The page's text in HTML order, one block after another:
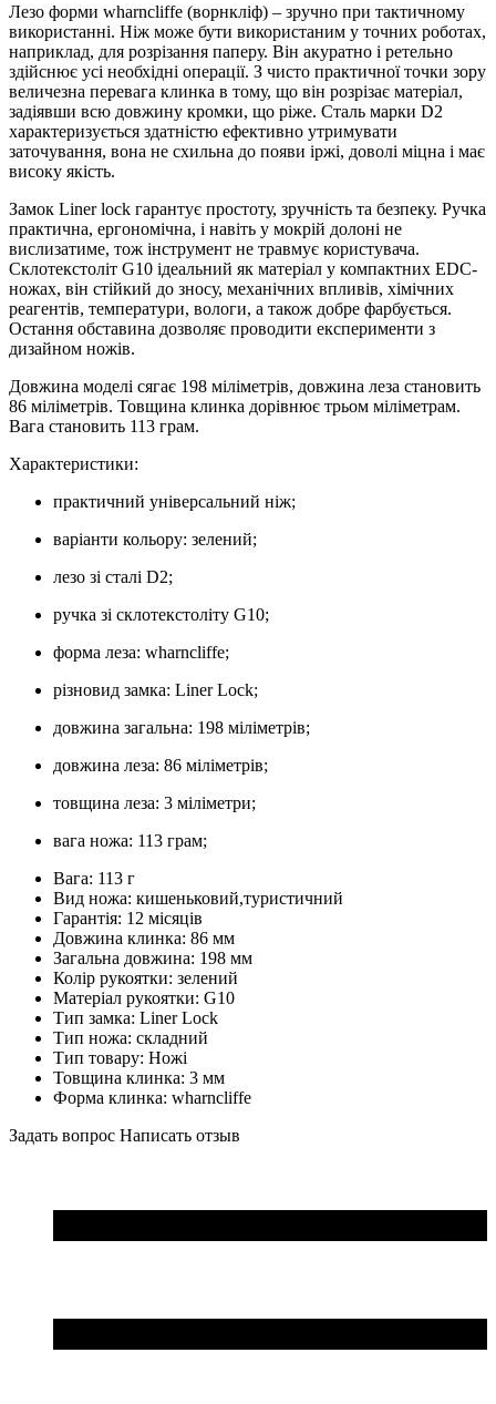
Лезо форми wharncliffe (ворнкліф) – зручно при тактичному
використанні. Ніж може бути використаним у точних роботах,
наприклад, для розрізання паперу. Він акуратно і ретельно
здійснює усі необхідні операції. З чисто практичної точки зору
величезна перевага клинка в тому, що він розрізає матеріал,
задіявши всю довжину кромки, що ріже. Сталь марки D2
характеризується здатністю ефективно утримувати
заточування, вона не схильна до появи іржі, доволі міцна і має
високу якість.
Замок Liner lock гарантує простоту, зручність та безпеку. Ручка
практична, ергономічна, і навіть у мокрій долоні не
вислизатиме, тож інструмент не травмує користувача.
Склотекстоліт G10 ідеальний як матеріал у компактних EDC-
ножах, він стійкий до зносу, механічних впливів, хімічних
реагентів, температури, вологи, а також добре фарбується.
Остання обставина дозволяє проводити експерименти з
дизайном ножів.
Довжина моделі сягає 198 міліметрів, довжина леза становить
86 міліметрів. Товщина клинка дорівнює трьом міліметрам.
Вага становить 113 грам.
Характеристики:
практичний універсальний ніж;
варіанти кольору: зелений;
лезо зі сталі D2;
ручка зі склотекстоліту G10;
форма леза: wharncliffe;
різновид замка: Liner Lock;
довжина загальна: 198 міліметрів;
довжина леза: 86 міліметрів;
товщина леза: 3 міліметри;
вага ножа: 113 грам;
Вага: 113 г
Вид ножа: кишеньковий,туристичний
Гарантія: 12 місяців
Довжина клинка: 86 мм
Загальна довжина: 198 мм
Колір рукоятки: зелений
Матеріал рукоятки: G10
Тип замка: Liner Lock
Тип ножа: складний
Тип товару: Ножі
Товщина клинка: 3 мм
Форма клинка: wharncliffe
Задать вопрос Написать отзыв